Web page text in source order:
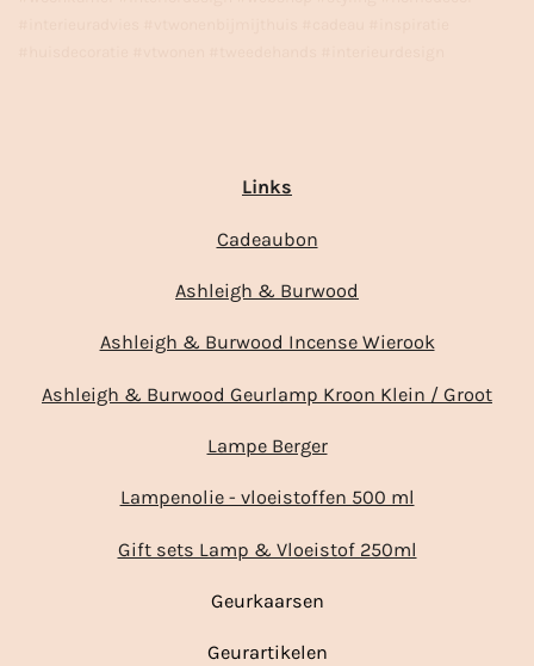
Links
Cadeaubon
Ashleigh & Burwood
Ashleigh & Burwood Incense Wierook
Ashleigh & Burwood Geurlamp Kroon Klein / Groot
Lampe Berger
Lampenolie - vloeistoffen 500 ml
Gift sets Lamp & Vloeistof 250ml
Geurkaarsen
Geurartikelen